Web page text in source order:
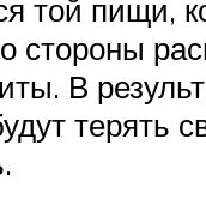
той пищи,
стороны
В
терять